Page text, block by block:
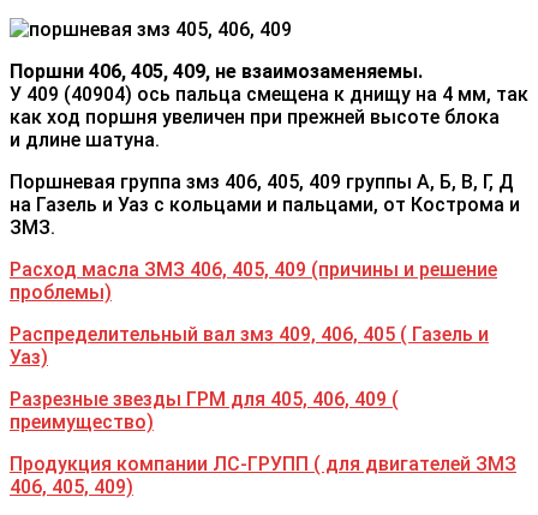
Поршни 406, 405, 409, не взаимозаменяемы.
У 409 (40904) ось пальца смещена к днищу на 4 мм, так
как ход поршня увеличен при прежней высоте блока
и длине шатуна.
Поршневая группа змз 406, 405, 409 группы А, Б, В, Г, Д
на Газель и Уаз с кольцами и пальцами, от Кострома и
ЗМЗ.
Расход масла ЗМЗ 406, 405, 409 (причины и решение
проблемы)
Распределительный вал змз 409, 406, 405 ( Газель и
Уаз)
Разрезные звезды ГРМ для 405, 406, 409 (
преимущество)
Продукция компании ЛС-ГРУПП ( для двигателей ЗМЗ
406, 405, 409)